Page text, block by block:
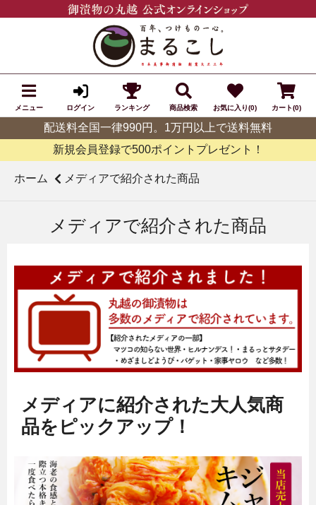
メニュー ログイン ランキング 商品検索 お気に入り(0) カート(0)
配送料全国一律990円。1万円以上で送料無料
新規会員登録で500ポイントプレゼント！
ホーム メディアで紹介された商品
メディアで紹介された商品
メディアに紹介された大人気商
品をピックアップ！